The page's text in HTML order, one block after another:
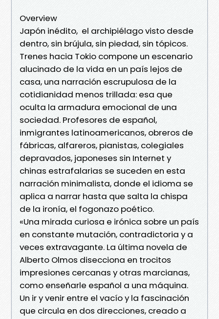
Overview
Japón inédito, el archipiélago visto desde
dentro, sin brújula, sin piedad, sin tópicos.
Trenes hacia Tokio compone un escenario
alucinado de la vida en un país lejos de
casa, una narración escrupulosa de la
cotidianidad menos trillada: esa que
oculta la armadura emocional de una
sociedad. Profesores de español,
inmigrantes latinoamericanos, obreros de
fábricas, alfareros, pianistas, colegiales
depravados, japoneses sin Internet y
chinas estrafalarias se suceden en esta
narración minimalista, donde el idioma se
aplica a narrar hasta que salta la chispa
de la ironía, el fogonazo poético.
«Una mirada curiosa e irónica sobre un país
en constante mutación, contradictoria y a
veces extravagante. La última novela de
Alberto Olmos disecciona en trocitos
impresiones cercanas y otras marcianas,
como enseñarle español a una máquina.
Un ir y venir entre el vacío y la fascinación
que circula en dos direcciones, creado a